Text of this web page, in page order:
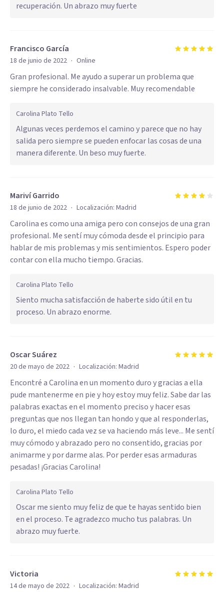
recuperación. Un abrazo muy fuerte
Francisco García
18 de junio de 2022 · Online
Gran profesional. Me ayudo a superar un problema que
siempre he considerado insalvable. Muy recomendable
Carolina Plato Tello
Algunas veces perdemos el camino y parece que no hay
salida pero siempre se pueden enfocar las cosas de una
manera diferente. Un beso muy fuerte.
Mariví Garrido
18 de junio de 2022 · Localización: Madrid
Carolina es como una amiga pero con consejos de una gran
profesional. Me sentí muy cómoda desde el principio para
hablar de mis problemas y mis sentimientos. Espero poder
contar con ella mucho tiempo. Gracias.
Carolina Plato Tello
Siento mucha satisfacción de haberte sido útil en tu
proceso. Un abrazo enorme.
Oscar Suárez
20 de mayo de 2022 · Localización: Madrid
Encontré a Carolina en un momento duro y gracias a ella
pude mantenerme en pie y hoy estoy muy feliz. Sabe dar las
palabras exactas en el momento preciso y hacer esas
preguntas que nos llegan tan hondo y que al responderlas,
lo duro, el miedo cada vez se va haciendo más leve... Me sentí
muy cómodo y abrazado pero no consentido, gracias por
animarme y por darme alas. Por perder esas armaduras
pesadas! ¡Gracias Carolina!
Carolina Plato Tello
Oscar me siento muy feliz de que te hayas sentido bien
en el proceso. Te agradezco mucho tus palabras. Un
abrazo muy fuerte.
Victoria
14 de mayo de 2022 · Localización: Madrid